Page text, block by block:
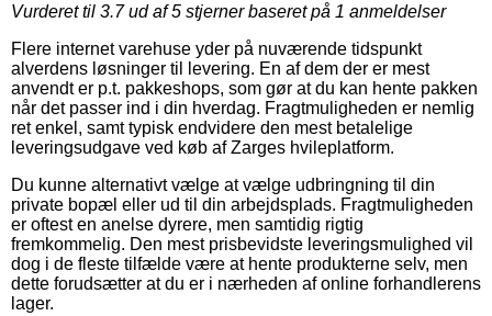
Vurderet til 3.7ud af 5 stjerner baseret på 1 anmeldelser
Flere internet varehuse yder på nuværende tidspunkt
alverdens løsninger til levering. En af dem der er mest
anvendt er p.t. pakkeshops, som gør at du kan hente pakken
når det passer ind i din hverdag. Fragtmuligheden er nemlig
ret enkel, samt typisk endvidere den mest betalelige
leveringsudgave ved køb af Zarges hvileplatform.
Du kunne alternativt vælge at vælge udbringning til din
private bopæl eller ud til din arbejdsplads. Fragtmuligheden
er oftest en anelse dyrere, men samtidig rigtig
fremkommelig. Den mest prisbevidste leveringsmulighed vil
dog i de fleste tilfælde være at hente produkterne selv, men
dette forudsætter at du er i nærheden af online forhandlerens
lager.